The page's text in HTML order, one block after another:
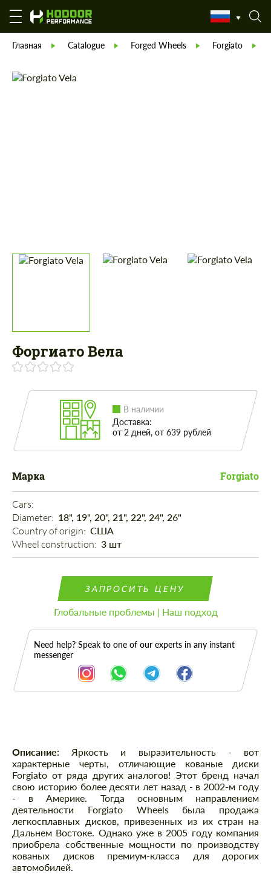
Главная Catalogue Forged Wheels Forgiato
Форгиато Вела
В наличии
Доставка:
от 2 дней, от 639 рублей
Марка Forgiato
Cars:
Diameter: 18", 19", 20", 21", 22", 24", 26"
Country of origin: США
Wheel construction: 3 шт
ЗАПРОСИТЬ ЦЕНУ
Глобальные проблемы | Наш подход
Need help? Speak to one of our experts in any instant
messenger
Описание
Описание: Яркость и выразительность - вот
характерные черты, отличающие кованые диски
Forgiato от ряда других аналогов! Этот бренд начал
свою историю более десяти лет назад - в 2002-м году
- в Америке. Тогда основным направлением
деятельности Forgiato Wheels была продажа
легкосплавных дисков, привезенных из их стран на
Дальнем Востоке. Однако уже в 2005 году компания
приобрела собственные мощности по производству
кованых дисков премиум-класса для дорогих
автомобилей.